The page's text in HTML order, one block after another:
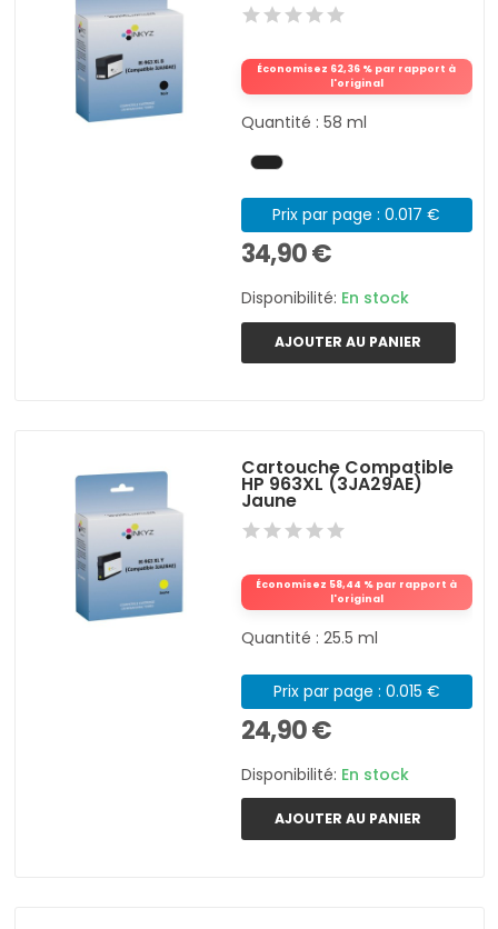
Économisez 62,36 % par rapport à
l'original
Quantité : 58 ml
Prix par page : 0.017 €
34,90 €
Disponibilité: En stock
AJOUTER AU PANIER
Cartouche Compatible
HP 963XL (3JA29AE)
Jaune
Économisez 58,44 % par rapport à
l'original
Quantité : 25.5 ml
Prix par page : 0.015 €
24,90 €
Disponibilité: En stock
AJOUTER AU PANIER